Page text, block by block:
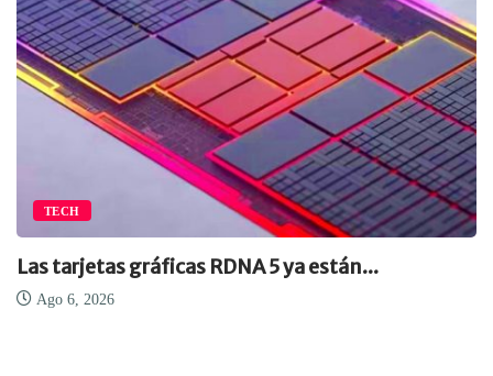
TECH
Las tarjetas gráficas RDNA 5 ya están...
Ago 6, 2026